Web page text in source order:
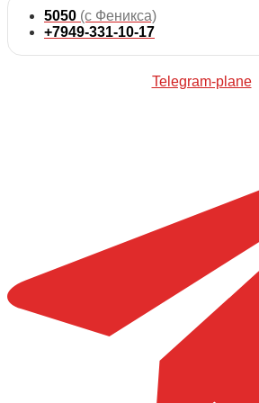
5050 (с Феникса)
+7949-331-10-17
Telegram-plane